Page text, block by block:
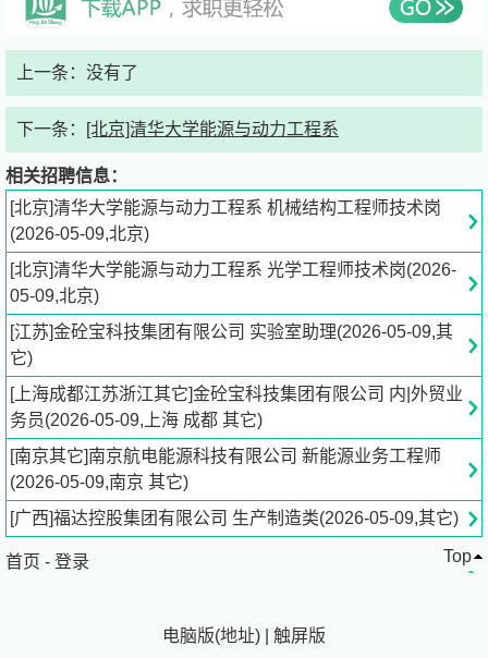
联系电话:62786006
风华，始终以高深的学术造诣、严谨的科学精神、深挚的爱
国热情和精深的文化底蕴，蜚声中外。
水木清华，钟灵毓秀。一代代清华人在“自强不息、厚德载
物”的校训和“行胜于言”的校风中哺育，在“中西融汇、古今
贯通、文理渗透”的办学风格和“又红又专、全面发展”的特色
培养中成长。从这里毕业的二十余万学子，成长为一批批为
中华民族发展立下汗马功劳的学术大师、兴业英才、治国人
才，在国家的建设与腾飞中牢记使命，勇担重任。百年清
华，名师荟萃，众多博古通今、学贯中西的大家名师曾执教
讲坛、垂范学子；今日清华，群贤汇聚，现有高水平教师
3000余人，拥有全国高校最多的两院院士、教学名师、长
江学者、海外人才计划入选者和国家杰出青年基金获得者，
还活跃着一大批享誉世界的学术大师和中青年领军人才。
新时代、新使命、新征程。2017年清华大学提出了2030年
迈入世界一流大学前列，2050年前后成为世界顶尖大学的
奋斗目标。为了实现这一历史使命，清华大学求贤若渴，诚
邀您的加盟，与国际领先的科学家和创新团队一起，扎根中
具有中国特色的世界顶尖大学建设，共同助力世界科技强国
上一条：没有了
下一条： [北京]清华大学能源与动力工程系
相关招聘信息：
[北京]清华大学能源与动力工程系 机械结构工程师技术岗
(2026-05-09,北京)
[北京]清华大学能源与动力工程系 光学工程师技术岗(2026-
05-09,北京)
[江苏]金砼宝科技集团有限公司 实验室助理(2026-05-09,其
它)
[上海成都江苏浙江其它]金砼宝科技集团有限公司 内|外贸业
务员(2026-05-09,上海 成都 其它)
[南京其它]南京航电能源科技有限公司 新能源业务工程师
(2026-05-09,南京 其它)
[广西]福达控股集团有限公司 生产制造类(2026-05-09,其它)
首页 - 登录 Top
电脑版(地址) 触屏版